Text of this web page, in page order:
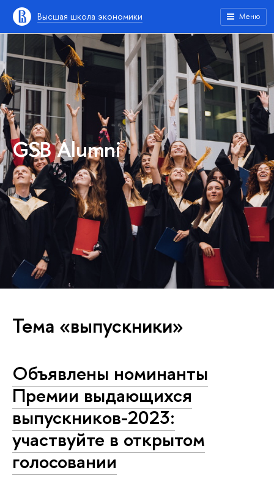
Высшая школа экономики Меню
GSB Alumni
Тема «выпускники»
Объявлены номинанты
Премии выдающихся
выпускников-2023:
участвуйте в открытом
голосовании